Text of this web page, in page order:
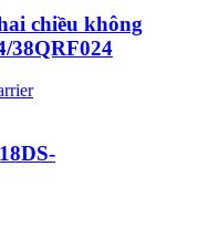
chiều không
38QRF024